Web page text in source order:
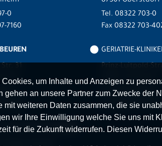
0
7160
0
5416
Tel. 08322 703-0
Fax 08322 703-
GERIATRIE-
87527 Sonthofen
Tel.08321 804-0
Fax 08321 804-119
ALLGÄU
Allgäu gGmbH
um Inhalte und Anzeigen zu
gehen an unsere Partner zum Zwecke der
mit weiteren Daten zusammen, die sie
wir Ihre Einwilligung welche Sie uns mit
für die Zukunft widerrufen. Diesen